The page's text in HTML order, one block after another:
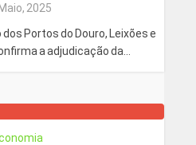
2025
Portos do Douro, Leixões e
a adjudicação da...